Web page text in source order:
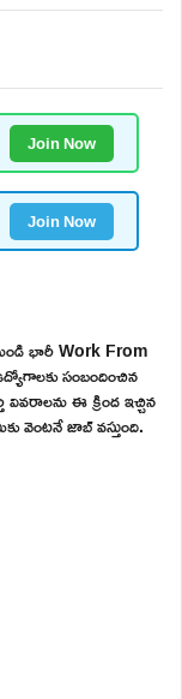
Join Now
Join Now
భారీ Work From
సంబందించిన
వివరాలను ఈ క్రింద ఇచ్చిన
వెంటనే జాబ్ వస్తుంది.